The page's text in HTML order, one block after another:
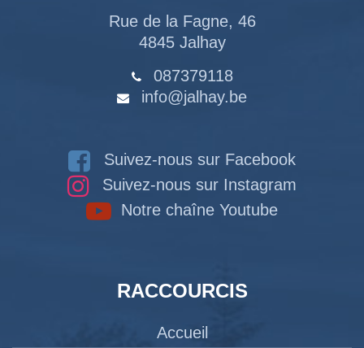
Rue de la Fagne, 46
4845 Jalhay
087379118
info@jalhay.be
Suivez-nous sur Facebook
Suivez-nous sur Instagram
Notre chaîne Youtube
RACCOURCIS
Accueil